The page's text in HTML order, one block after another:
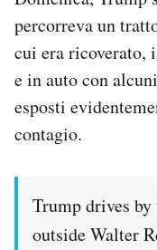
percorreva un
cui era ricoverato,
e in auto con
esposti
contagio.
Trump drives by
outside Walter